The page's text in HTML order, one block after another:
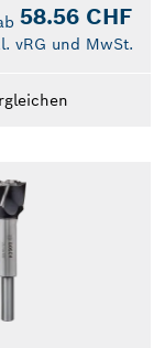
58.56 CHF
vRG und MwSt.